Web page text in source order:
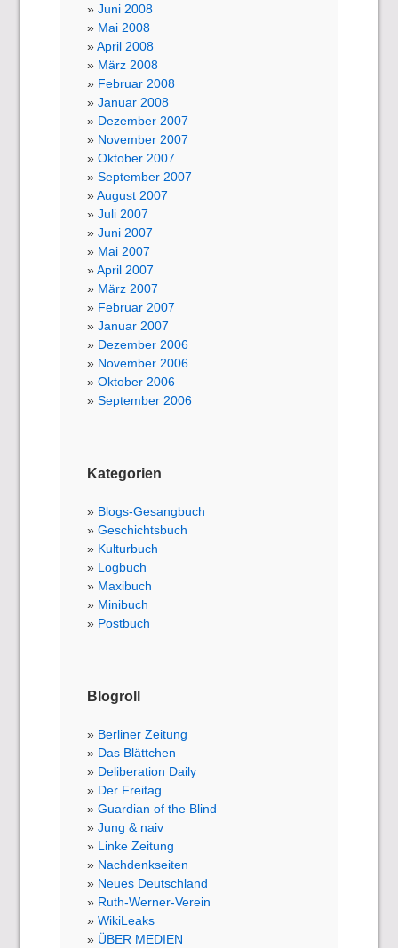
Juni 2008
Mai 2008
April 2008
März 2008
Februar 2008
Januar 2008
Dezember 2007
November 2007
Oktober 2007
September 2007
August 2007
Juli 2007
Juni 2007
Mai 2007
April 2007
März 2007
Februar 2007
Januar 2007
Dezember 2006
November 2006
Oktober 2006
September 2006
Kategorien
Blogs-Gesangbuch
Geschichtsbuch
Kulturbuch
Logbuch
Maxibuch
Minibuch
Postbuch
Blogroll
Berliner Zeitung
Das Blättchen
Deliberation Daily
Der Freitag
Guardian of the Blind
Jung & naiv
Linke Zeitung
Nachdenkseiten
Neues Deutschland
Ruth-Werner-Verein
WikiLeaks
ÜBER MEDIEN